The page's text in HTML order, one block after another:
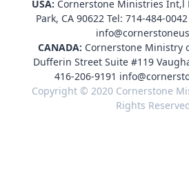
USA: Cornerstone Ministries Int,l
Park, CA 90622 Tel: 714-484-0042
CANADA: Cornerstone Ministry
Dufferin Street Suite #119
416-206-9191
Copyright © 2020 Cornerstone
Rights